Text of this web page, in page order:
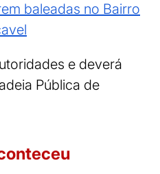
baleadas no Bairro
e deverá
Pública de